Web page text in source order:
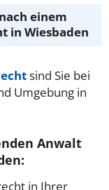
einem
in Wiesbaden
sind Sie bei
Umgebung in
Anwalt
in Ihrer